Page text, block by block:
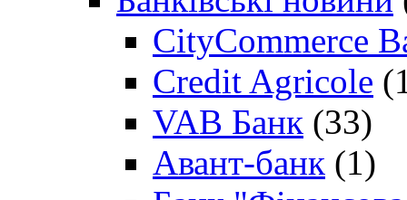
CityCommerce
Credit Agricole
VAB Банк (33)
Авант-банк (1)